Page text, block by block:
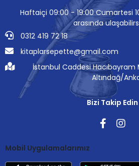
Haftaiçi 09:00 - 19:00 Cumartesi
arasında
0312 419 72 18
kitaplarsepette@gmail.com
İstanbul Caddesi Hacıbayram
Altındağ/
Bizi Takip Edin
Mobil Uygulamalarımız